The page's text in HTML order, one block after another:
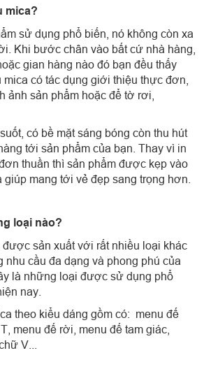
mica?
sử dụng phổ biến, nó không còn xa
Khi bước chân vào bất cứ nhà hàng,
gian hàng nào đó bạn đều thấy
mica có tác dụng giới thiệu thực đơn,
ảnh sản phẩm hoặc để tờ rơi,
có bề mặt sáng bóng còn thu hút
tới sản phẩm của bạn. Thay vì in
thuần thì sản phẩm được kẹp vào
giúp mang tới vẻ đẹp sang trọng hơn.
loại nào?
được sản xuất với rất nhiều loại khác
nhu cầu đa dạng và phong phú của
là những loại được sử dụng phổ
nay.
theo kiểu dáng gồm có: menu đế
menu đế rời, menu đế tam giác,
V...